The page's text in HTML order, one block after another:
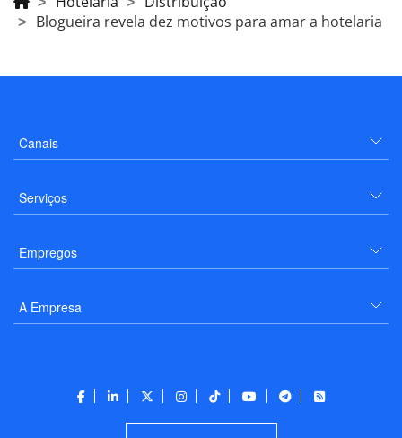
Blogueira revela dez motivos para amar a hotelaria
Canais
Serviços
Empregos
A Empresa